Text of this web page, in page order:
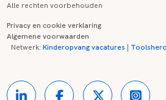
Kinderopvang
Zij-instroom informatie
Registreren
Onderwijs links
Alle rechten voorbehouden
Privacy en cookie verklaring
Algemene voorwaarden
Netwerk:Kinderopvang vacatures | Toolshero